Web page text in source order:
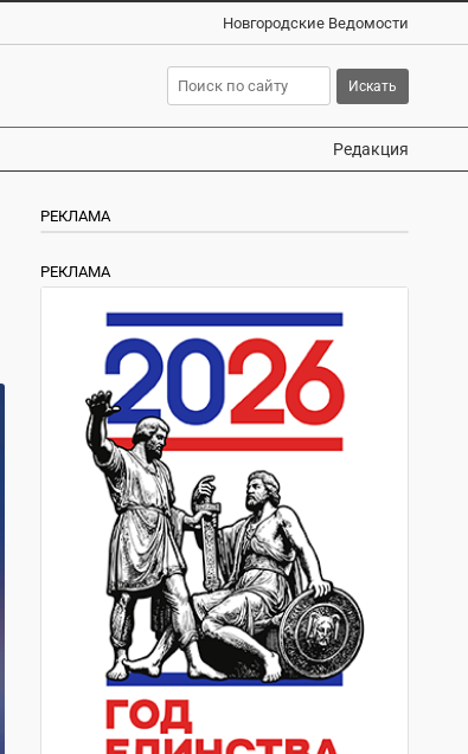
Новгородские Ведомости
Редакция
РЕКЛАМА
РЕКЛАМА